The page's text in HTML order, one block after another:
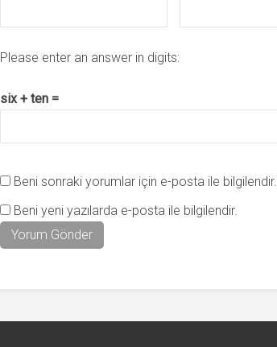
Please enter an answer in digits:
six + ten =
Beni sonraki yorumlar için e-posta ile bilgilendir.
Beni yeni yazılarda e-posta ile bilgilendir.